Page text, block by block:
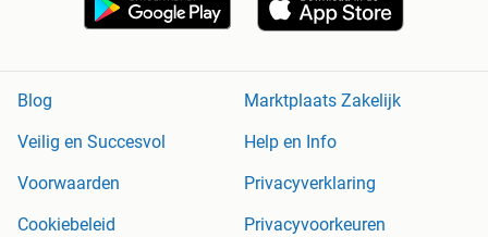
Blog
Marktplaats Zakelijk
Veilig en Succesvol
Help en Info
Voorwaarden
Privacyverklaring
Cookiebeleid
Privacyvoorkeuren